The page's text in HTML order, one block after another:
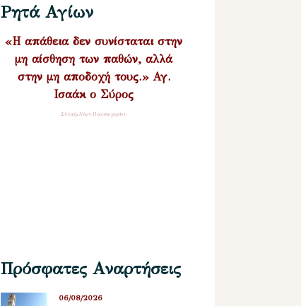
Ρητά Αγίων
«Η απάθεια δεν συνίσταται στην
μη αίσθηση των παθών, αλλά
στην μη αποδοχή τους.» Αγ.
Ισαάκ ο Σύρος
Σύναξη Νέων Παλαιοχωρίου
Πρόσφατες Αναρτήσεις
06/08/2026